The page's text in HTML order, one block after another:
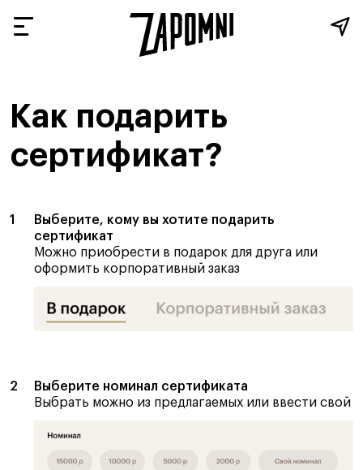
Как подарить
сертификат?
Выберите, кому вы хотите подарить
сертификат
Можно приобрести в подарок для друга или
оформить корпоративный заказ
Выберите номинал сертификата
Выбрать можно из предлагаемых или ввести свой